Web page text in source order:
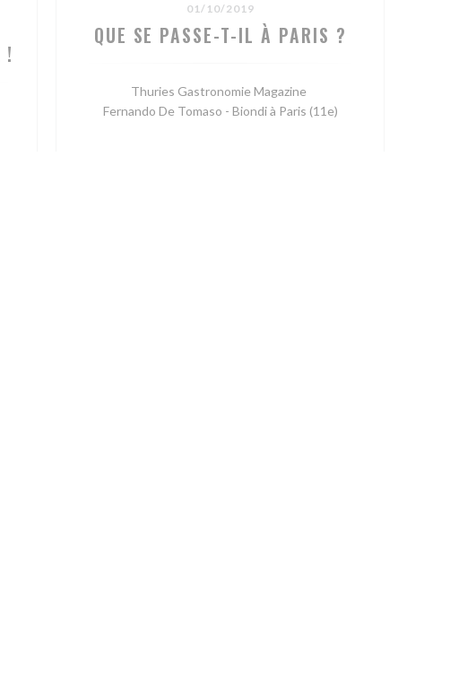
!
01/10/2019
QUE SE PASSE-T-IL À PARIS ?
Thuries Gastronomie Magazine
Fernando De Tomaso - Biondi à Paris (11e)